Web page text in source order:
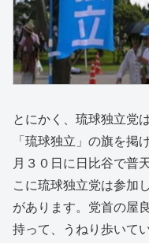
とにかく、琉球独立党
「琉球独立」の旗を掲
月３０日に日比谷で普
こに琉球独立党は参加
があります。党首の屋
持って、うねり歩いて